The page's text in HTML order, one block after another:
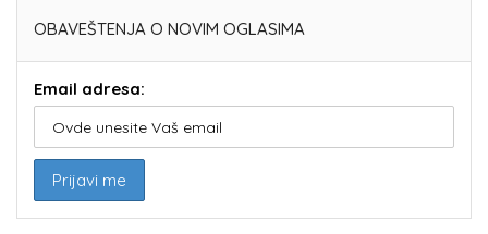
OBAVEŠTENJA O NOVIM OGLASIMA
Email adresa: